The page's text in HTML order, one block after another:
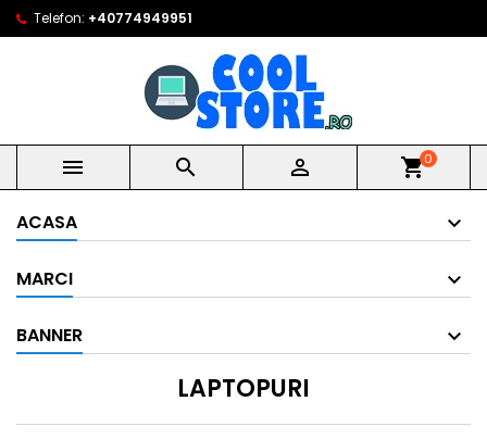
Telefon: +40774949951
   shopping_cart0
ACASA
MARCI
BANNER
LAPTOPURI